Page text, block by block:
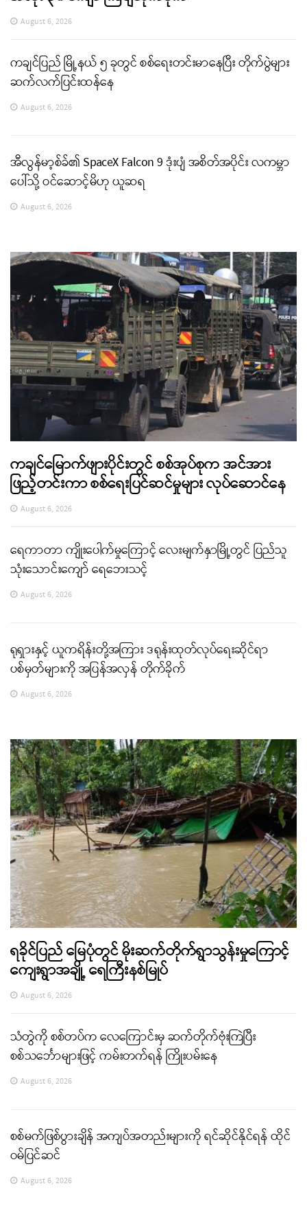
August 6, 2026
ကချင်ပြည် မြို့နယ် ၅ ခုတွင် စစ်ရေးတင်းမာနေပြီး တိုက်ပွဲများ
ဆက်လက်ပြင်းထန်နေ
August 6, 2026
အီလွန်မာ့စ်ခ်၏ SpaceX Falcon 9 ဒုံးပျံ အစိတ်အပိုင်း လကမ္ဘာ
ပေါ်သို့ ဝင်ဆောင့်မိဟု ယူဆရ
August 6, 2026
ကချင်မြောက်ဖျားပိုင်းတွင် စစ်အုပ်စုက အင်အား
ဖြည့်တင်းကာ စစ်ရေးပြင်ဆင်မှုများ လုပ်ဆောင်နေ
August 6, 2026
ရေကာတာ ကျိုးပေါက်မှုကြောင့် လေးမျက်နှာမြို့တွင် ပြည်သူ
သုံးသောင်းကျော် ရေဘေးသင့်
August 6, 2026
ရုရှားနှင့် ယူကရိန်းတို့အကြား ဒရုန်းထုတ်လုပ်ရေးဆိုင်ရာ
ပစ်မှတ်များကို အပြန်အလှန် တိုက်ခိုက်
August 6, 2026
ရခိုင်ပြည် မြေပုံတွင် မိုးဆက်တိုက်ရွာသွန်းမှုကြောင့်
ကျေးရွာအချို့ ရေကြီးနစ်မြုပ်
August 6, 2026
သံတွဲကို စစ်တပ်က လေကြောင်းမှ ဆက်တိုက်ဗုံးကြဲပြီး
စစ်သင်္ဘောများဖြင့် ကမ်းတက်ရန် ကြိုးပမ်းနေ
August 6, 2026
စစ်မက်ဖြစ်ပွားချိန် အကျပ်အတည်းများကို ရင်ဆိုင်နိုင်ရန် ထိုင်
ဝမ်ပြင်ဆင်
August 6, 2026